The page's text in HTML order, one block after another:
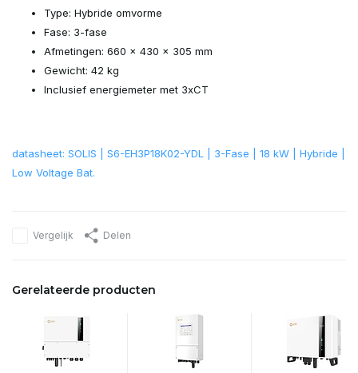
Type: Hybride omvorme
Fase: 3-fase
Afmetingen: 660 × 430 × 305 mm
Gewicht: 42 kg
Inclusief energiemeter met 3xCT
datasheet: SOLIS | S6-EH3P18K02-YDL | 3-Fase | 18 kW | Hybride |
Low Voltage Bat.
Vergelijk Delen
Gerelateerde producten